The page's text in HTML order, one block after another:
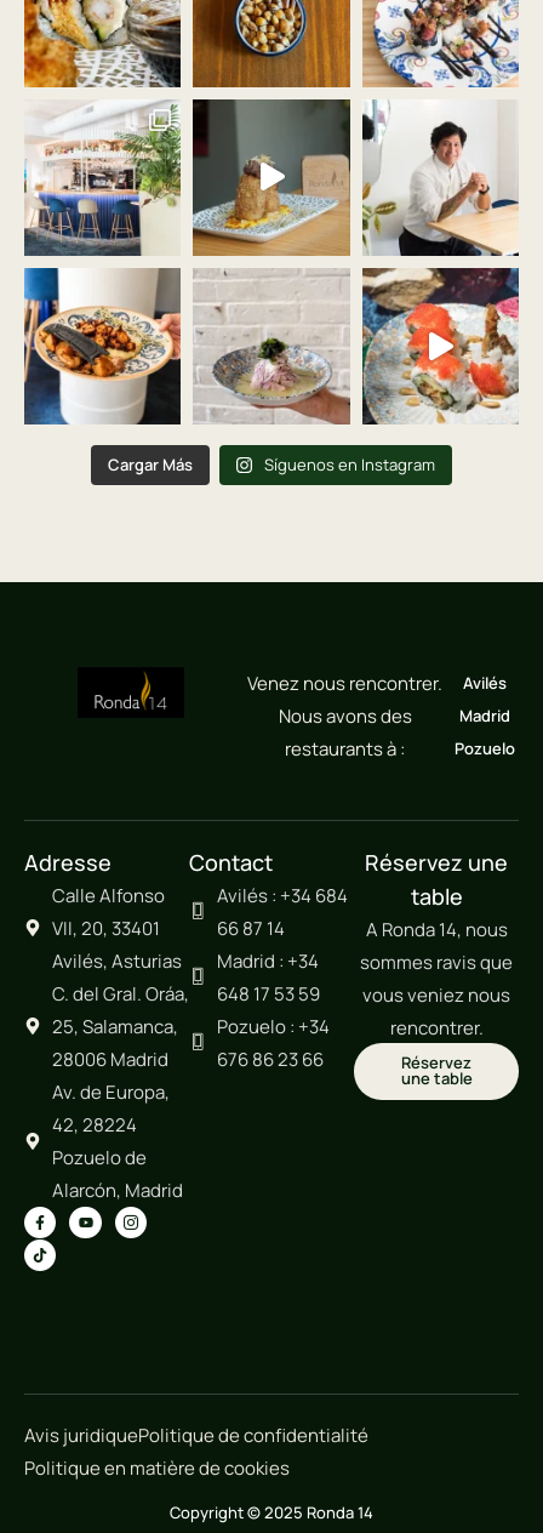
Cargar Más Síguenos en Instagram
Venez nous rencontrer.
Nous avons des
restaurants à :
Avilés
Madrid
Pozuelo
Adresse
Calle Alfonso
VII, 20, 33401
Avilés, Asturias
C. del Gral. Oráa,
25, Salamanca,
28006 Madrid
Av. de Europa,
42, 28224
Pozuelo de
Alarcón, Madrid
Contact
Avilés : +34 684
66 87 14
Madrid : +34
648 17 53 59
Pozuelo : +34
676 86 23 66
Réservez une
table
A Ronda 14, nous
sommes ravis que
vous veniez nous
rencontrer.
Réservez
une table
Copyright © 2025 Ronda 14
Avis juridiquePolitique de confidentialité
Politique en matière de cookies